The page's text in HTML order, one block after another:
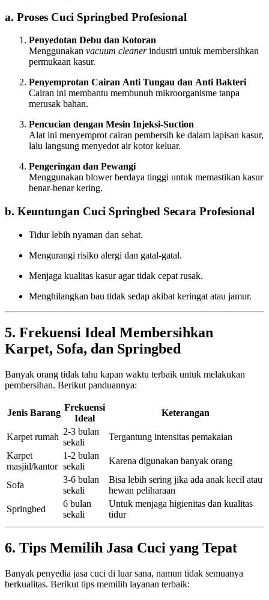
a. Proses Cuci Springbed Profesional
Penyedotan Debu dan Kotoran
Menggunakan vacuum cleanerindustri untuk membersihkan
permukaan kasur.
Penyemprotan Cairan Anti Tungau dan Anti Bakteri
Cairan ini membantu membunuh mikroorganisme tanpa
merusak bahan.
Pencucian dengan Mesin Injeksi-Suction
Alat ini menyemprot cairan pembersih ke dalam lapisan kasur,
lalu langsung menyedot air kotor keluar.
Pengeringan dan Pewangi
Menggunakan blower berdaya tinggi untuk memastikan kasur
benar-benar kering.
b. Keuntungan Cuci Springbed Secara Profesional
Tidur lebih nyaman dan sehat.
Mengurangi risiko alergi dan gatal-gatal.
Menjaga kualitas kasur agar tidak cepat rusak.
Menghilangkan bau tidak sedap akibat keringat atau jamur.
5. Frekuensi Ideal Membersihkan
Karpet, Sofa, dan Springbed
Banyak orang tidak tahu kapan waktu terbaik untuk melakukan
pembersihan. Berikut panduannya:
Jenis Barang
Frekuensi
Ideal
Keterangan
Karpet rumah
2-3 bulan
sekali
Tergantung intensitas pemakaian
Karpet
masjid/kantor
1-2 bulan
sekali
Karena digunakan banyak orang
Sofa
3-6 bulan
sekali
Bisa lebih sering jika ada anak kecil atau
hewan peliharaan
Springbed
6 bulan
sekali
Untuk menjaga higienitas dan kualitas
tidur
6. Tips Memilih Jasa Cuci yang Tepat
Banyak penyedia jasa cuci di luar sana, namun tidak semuanya
berkualitas. Berikut tips memilih layanan terbaik: